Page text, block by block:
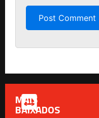
MAIS
BAIXADOS